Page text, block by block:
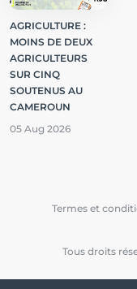
AGRICULTURE :
MOINS DE DEUX
AGRICULTEURS
SUR CINQ
SOUTENUS AU
CAMEROUN
05 Aug 2026
Tous droits
Termes et